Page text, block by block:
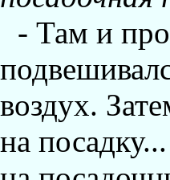
- Там и
воздух.
на